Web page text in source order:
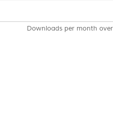
Downloads per month